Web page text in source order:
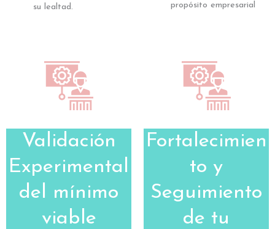
su lealtad.
propósito empresarial
Validación
Experimental
del mínimo
viable
Fortalecimien
to y
Seguimiento
de tu